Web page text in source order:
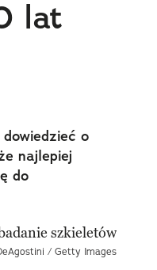
lat
o
najlepiej
do
/ Getty Images